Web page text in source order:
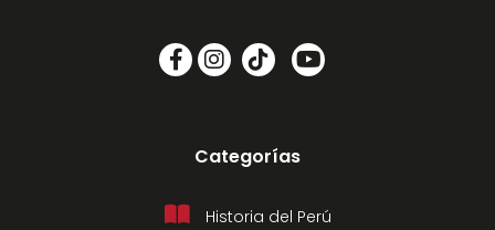
Categorías
Historia del Perú